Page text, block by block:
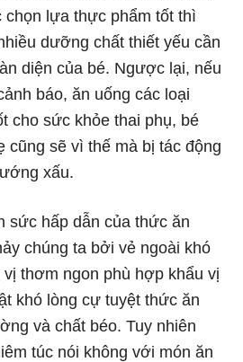
chọn lựa thực phẩm tốt thì
dưỡng chất thiết yếu cần
diện của bé. Ngược lại, nếu
báo, ăn uống các loại
cho sức khỏe thai phụ, bé
cũng sẽ vì thế mà bị tác động
xấu.
sức hấp dẫn của thức ăn
chúng ta bởi vẻ ngoài khó
thơm ngon phù hợp khẩu vị
khó lòng cự tuyệt thức ăn
và chất béo. Tuy nhiên
túc nói không với món ăn